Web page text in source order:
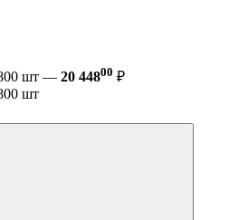
шт — 20 44800 ₽
шт